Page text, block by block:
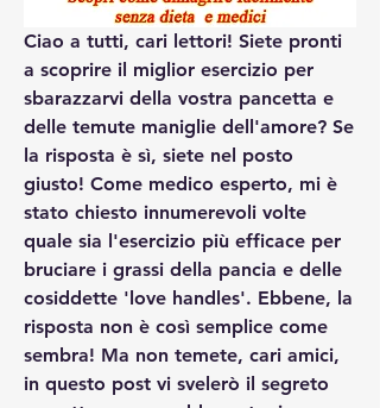
Ciao a tutti, cari lettori! Siete pronti
a scoprire il miglior esercizio per
sbarazzarvi della vostra pancetta e
delle temute maniglie dell'amore? Se
la risposta è sì, siete nel posto
giusto! Come medico esperto, mi è
stato chiesto innumerevoli volte
quale sia l'esercizio più efficace per
bruciare i grassi della pancia e delle
cosiddette 'love handles'. Ebbene, la
risposta non è così semplice come
sembra! Ma non temete, cari amici,
in questo post vi svelerò il segreto